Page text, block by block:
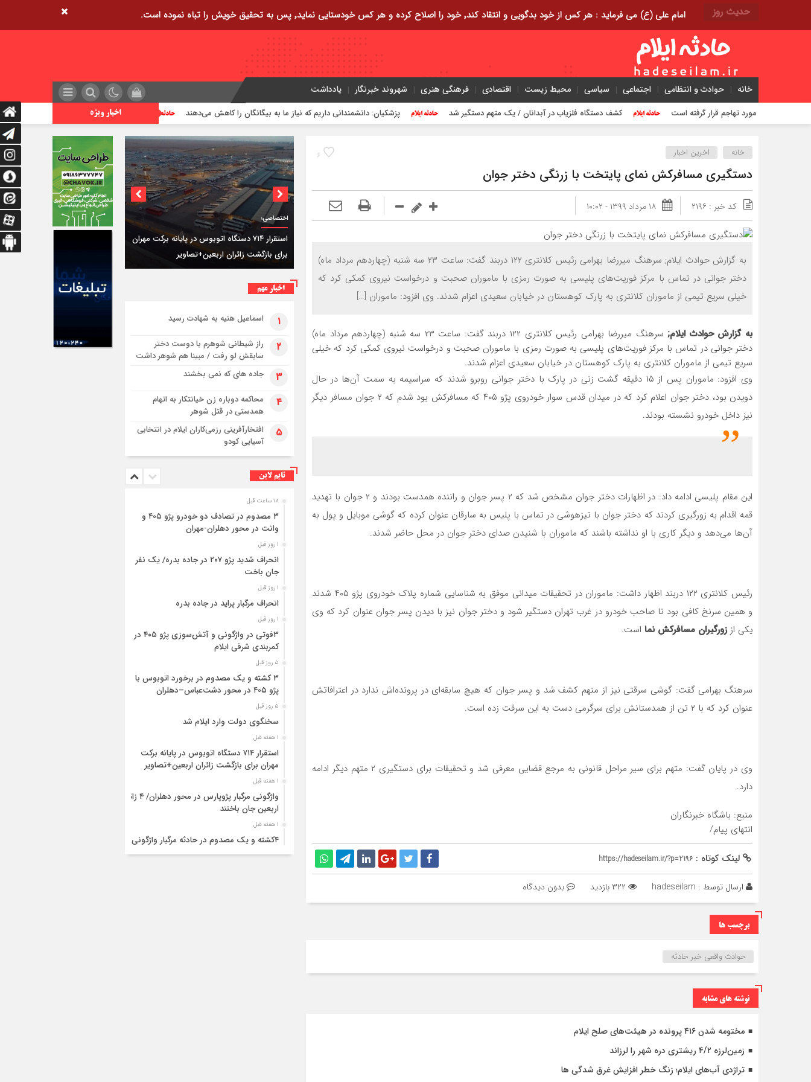
حدیث روز امام علی (ع) می فرماید : هر کس از خود بدگویی و انتقاد کند٬ خود را اصلاح کرده و هر کس خودستایی نماید٬ پس به تحقیق خویش را تباه نموده است.
خانه حوادث و انتظامی اجتماعی سیاسی محیط زیست اقتصادی فرهنگی هنری شهروند خبرنگار یادداشت
اخبار ویژه کشف دستگاه فلزیاب در آبدانان / یک متهم دستگیر شد پزشکیان: دانشمندانی داریم که نیاز ما به بیگانگان را کاهش می‌دهند ایران در جمع ۱۰ کشور برتر فناوری هسته‌ای قرار دارد
۶ خانه اخرین اخبار
دستگیری مسافرکش نمای پایتخت با زرنگی دختر جوان
کد خبر : ۲۱۹۶ ۱۸ مرداد ۱۳۹۹ - ۱۰:۰۲
به گزارش حوادث ایلام; سرهنگ میررضا بهرامی رئیس کلانتری ۱۲۲ دربند گفت: ساعت ۲۳ سه شنبه (چهاردهم مرداد ماه)
دختر جوانی در تماس با مرکز فوریت‌های پلیسی به صورت رمزی با ماموران صحبت و درخواست نیروی کمکی کرد که
خیلی سریع تیمی از ماموران کلانتری به پارک کوهستان در خیابان سعیدی اعزام شدند. وی افزود: ماموران […]
به گزارش حوادث ایلام;
سرهنگ میررضا بهرامی رئیس کلانتری ۱۲۲ دربند گفت: ساعت ۲۳ سه شنبه (چهاردهم مرداد ماه)
دختر جوانی در تماس با مرکز فوریت‌های پلیسی به صورت رمزی با ماموران صحبت و درخواست نیروی کمکی کرد که خیلی
سریع تیمی از ماموران کلانتری به پارک کوهستان در خیابان سعیدی اعزام شدند.
وی افزود: ماموران پس از ۱۵ دقیقه گشت زنی در پارک با دختر جوانی روبرو شدند که سراسیمه به سمت آن‌ها در حال
دویدن بود، دختر جوان اعلام کرد که در میدان قدس سوار خودروی پژو ۴۰۵ که مسافرکش بود شدم که ۲ جوان مسافر دیگر
نیز داخل خودرو نشسته بودند.
این مقام پلیسی ادامه داد: در اظهارات دختر جوان مشخص شد که ۲ پسر جوان و راننده همدست بودند و ۲ جوان با تهدید
قمه اقدام به زورگیری کردند که دختر جوان با تیزهوشی در تماس با پلیس به سارقان عنوان کرده که گوشی موبایل و پول به
آن‌ها می‌دهد و دیگر کاری با او نداشته باشند که ماموران با شنیدن صدای دختر جوان در محل حاضر شدند.
رئیس کلانتری ۱۲۲ دربند اظهار داشت: ماموران در تحقیقات میدانی موفق به شناسایی شماره پلاک خودروی پژو ۴۰۵ شدند
و همین سرنخ کافی بود تا صاحب خودرو در غرب تهران دستگیر شود و دختر جوان نیز با دیدن پسر جوان عنوان کرد که وی
یکی اززورگیران مسافرکش نما است.
سرهنگ بهرامی گفت: گوشی سرقتی نیز از متهم کشف شد و پسر جوان که هیچ سابقه‌ای در پرونده‌اش ندارد در اعترافاتش
عنوان کرد که با ۲ تن از همدستانش برای سرگرمی دست به این سرقت زده است.
وی در پایان گفت: متهم برای سیر مراحل قانونی به مرجع قضایی معرفی شد و تحقیقات برای دستگیری ۲ متهم دیگر ادامه
دارد.
منبع: باشگاه خبرنگاران
انتهای پیام/
لینک کوتاه : https://hadeseilam.ir/?p=2196
ارسال توسط : hadeseilam بدون دیدگاه
برچسب ها
حوادث واقعی خبر حادثه
نوشته های مشابه
مختومه شدن ۴۱۶ پرونده در هیئت‌های صلح ایلام
زمین‌لرزه ۴/۲ ریشتری دره شهر را لرزاند
تراژدی آب‌های ایلام؛ زنگ خطر افزایش غرق شدگی ها
اختصاصی؛
استقرار ۷۱۴ دستگاه اتوبوس در پایانه برکت مهران
برای بازگشت زائران اربعین+تصاویر
اخبار مهم
۱ اسماعیل هنیه به شهادت رسید
۲
راز شیطانی شوهرم با دوست دختر
سابقش لو رفت / مبینا هم شوهر داشت
۳ جاده های که نمی بخشند
۴
محاکمه دوباره زن خیانتکار به اتهام
همدستی در قتل شوهر
۵
افتخارآفرینی رزمی‌کاران ایلام در انتخابی
آسیایی کودو
تایم لاین
۱۸ ساعت قبل
۳ مصدوم در تصادف دو خودرو پژو ۴۰۵ و
وانت در محور دهلران-مهران
۱ روز قبل
انحراف شدید پژو ۲۰۷ در جاده بدره/ یک نفر
جان باخت
۱ روز قبل
انحراف مرگبار پراید در جاده بدره
۱ روز قبل
۳فوتی در واژگونی و آتش‌سوزی پژو ۴۰۵ در
کمربندی شرقی ایلام
۵ روز قبل
۳ کشته و یک مصدوم در برخورد اتوبوس با
پژو ۴۰۵ در محور دشت‌عباس–دهلران
۵ روز قبل
سخنگوی دولت وارد ایلام شد
۱ هفته قبل
استقرار ۷۱۴ دستگاه اتوبوس در پایانه برکت
مهران برای بازگشت زائران اربعین+تصاویر
۱ هفته قبل
واژگونی مرگبار پژوپارس در محور دهلران/ ۴ زائر
اربعین جان باختند
۱ هفته قبل
۴کشته و یک مصدوم در حادثه مرگبار واژگونی
خودرو پژو پارس در دهلران